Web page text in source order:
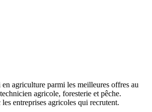
agriculture parmi les meilleures offres au
agricole, foresterie et pêche.
entreprises agricoles qui recrutent.